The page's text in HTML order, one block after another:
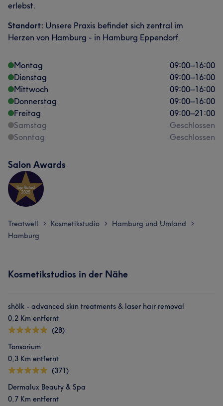
erlebst.
Standort: Unsere Praxis befindet sich zentral im
Herzen von Hamburg - in Hamburg Eppendorf.
Montag 09:00–16:00
Dienstag
09:00–16:00
Mittwoch
09:00–16:00
Donnerstag
09:00–16:00
Freitag
09:00–21:00
Samstag
Geschlossen
Sonntag
Geschlossen
Salon Awards
Treatwell > Kosmetikstudio > Hamburg und Umland >
Hamburg
Kosmetikstudios in der Nähe
shòlk - advanced skin treatments & laser hair removal
0,2 Km entfernt
(28)
Tonsorium
0,3 Km entfernt
(371)
Dermalux Beauty & Spa
0,7 Km entfernt